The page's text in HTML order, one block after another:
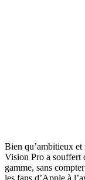
Bien qu’ambitieux
Vision Pro a souffert
gamme, sans
les fans d’Apple à